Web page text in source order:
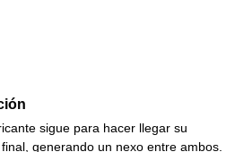
sigue para hacer llegar su
generando un nexo entre ambos.